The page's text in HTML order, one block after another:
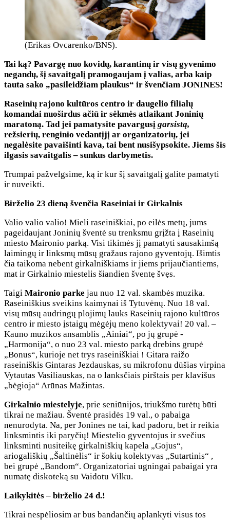
(Erikas Ovcarenko/BNS).
Tai ką? Pavargę nuo kovidų, karantinų ir visų gyvenimo
negandų, šį savaitgalį pramogaujam į valias, arba kaip
tauta sako „pasileidžiam plaukus“ ir švenčiam JONINES!
Raseinių rajono kultūros centro ir daugelio filialų
komandai nuoširdus ačiū ir sėkmės atlaikant Joninių
maratoną. Tad jei pamatysite pavargusį garsistą,
režsierių, renginio vedantįjį ar organizatorių, jei
negalėsite pavaišinti kava, tai bent nusišypsokite. Jiems šis
ilgasis savaitgalis – sunkus darbymetis.
Trumpai pažvelgsime, ką ir kur šį savaitgalį galite pamatyti
ir nuveikti.
Birželio 23 dieną švenčia Raseiniai ir Girkalnis
Valio valio valio! Mieli raseiniškiai, po eilės metų, jums
pageidaujant Joninių šventė su trenksmu grįžta į Raseinių
miesto Maironio parką. Visi tikimės jį pamatyti sausakimšą
laimingų ir linksmų mūsų gražaus rajono gyventojų. Išimtis
čia taikoma nebent girkalniškiams ir jiems prijaučiantiems,
mat ir Girkalnio miestelis šiandien šventę švęs.
Taigi Maironio parke jau nuo 12 val. skambės muzika.
Raseiniškius sveikins kaimynai iš Tytuvėnų. Nuo 18 val.
visų mūsų audringų plojimų lauks Raseinių rajono kultūros
centro ir miesto įstaigų mėgėjų meno kolektyvai! 20 val. –
Kauno muzikos ansamblis „Ainiai“, po jų grupė -
„Harmonija“, o nuo 23 val. miesto parką drebins grupė
„Bonus“, kurioje net trys raseiniškiai ! Gitara raižo
raseiniškis Gintaras Jezdauskas, su mikrofonu dūšias virpina
Vytautas Vasiliauskas, na o lanksčiais pirštais per klavišus
„bėgioja“ Arūnas Mažintas.
Girkalnio miestelyje, prie seniūnijos, triukšmo turėtų būti
tikrai ne mažiau. Šventė prasidės 19 val., o pabaiga
nenurodyta. Na, per Jonines ne tai, kad padoru, bet ir reikia
linksmintis iki paryčių! Miestelio gyventojus ir svečius
linksminti nusiteikę girkalniškių kapela „Gojus“,
ariogališkių „Šaltinėlis“ ir šokių kolektyvas „Sutartinis“ ,
bei grupė „Bandom“. Organizatoriai ugningai pabaigai yra
numatę diskoteką su Vaidotu Vilku.
Laikykitės – birželio 24 d.!
Tikrai nespėliosim ar bus bandančių aplankyti visus tos